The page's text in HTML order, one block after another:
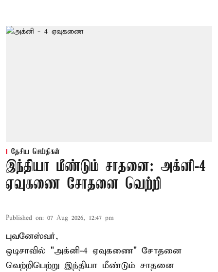
தேசிய செய்திகள்
இந்தியா மீண்டும் சாதனை: அக்னி-4
ஏவுகணை சோதனை வெற்றி
Published on: 07 Aug 2026, 12:47 pm
புவனேஸ்வர்,
ஒடிசாவில் "அக்னி-4 ஏவுகணை" சோதனை
வெற்றிபெற்று இந்தியா மீண்டும் சாதனை